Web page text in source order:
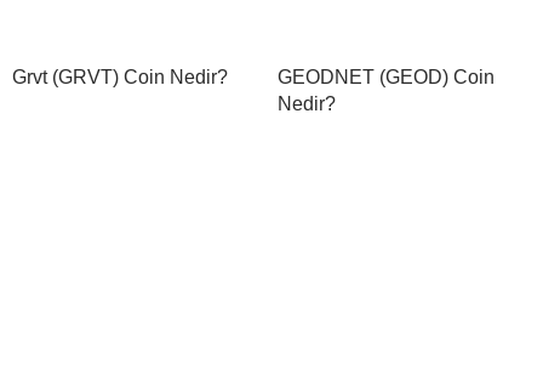
Grvt (GRVT) Coin Nedir?
GEODNET (GEOD) Coin
Nedir?